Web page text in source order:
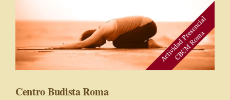
Centro Budista Roma